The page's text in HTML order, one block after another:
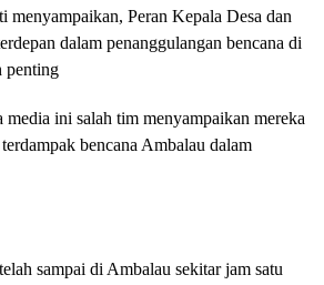
menyampaikan, Peran Kepala Desa dan
dalam penanggulangan bencana di
penting
media ini salah tim menyampaikan mereka
bencana Ambalau dalam
sampai di Ambalau sekitar jam satu